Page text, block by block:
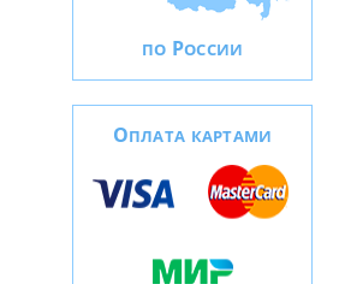
ПО РОССИИ
ОПЛАТА КАРТАМИ